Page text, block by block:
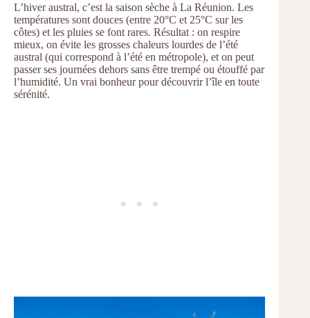
L’hiver austral, c’est la saison sèche à La Réunion. Les
températures sont douces (entre 20°C et 25°C sur les
côtes) et les pluies se font rares. Résultat : on respire
mieux, on évite les grosses chaleurs lourdes de l’été
austral (qui correspond à l’été en métropole), et on peut
passer ses journées dehors sans être trempé ou étouffé par
l’humidité. Un vrai bonheur pour découvrir l’île en toute
sérénité.